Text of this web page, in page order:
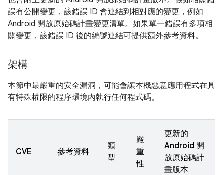
誤有公開變更，該錯誤 ID 會連結到相對應的變更，例如
Android 開放原始碼計畫變更清單。如果單一錯誤有多項相
關變更，該錯誤 ID 後的編號連結可提供額外參考資料。
架構
本節中最嚴重的安全漏洞，可能會讓本機惡意應用程式在具
有特殊權限的程序環境內執行任何程式碼。
CVE 參考資料
類
型
嚴
重
性
更新的
Android 開
放原始碼計
畫版本